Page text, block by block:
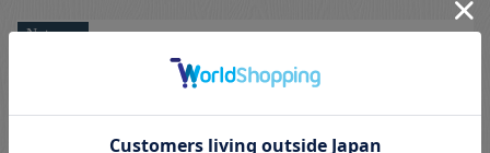
Natsuno
山中塗 六角箸 神代 花園 19cm
028-YMMO-03-CH-02